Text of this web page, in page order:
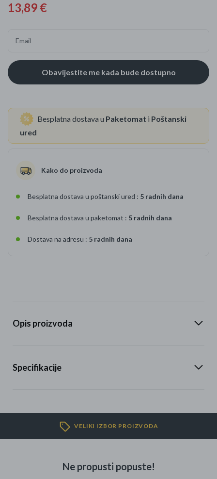
Najpopularniji proizvodi
13,89 €
Email
Besplatna dostava u Paketomat i Poštanski
ured
Kako do proizvoda
Besplatna dostava u poštanski ured : 5 radnih dana
Besplatna dostava u paketomat : 5 radnih dana
Dostava na adresu : 5 radnih dana
Opis proizvoda
Specifikacije
VELIKI IZBOR PROIZVODA
Ne propusti popuste!